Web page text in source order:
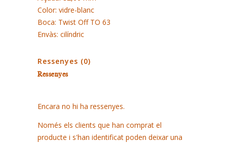
Color: vidre-blanc
Boca: Twist Off TO 63
Envàs: cilíndric
Ressenyes (0)
Ressenyes
Encara no hi ha ressenyes.
Només els clients que han comprat el
producte i s'han identificat poden deixar una